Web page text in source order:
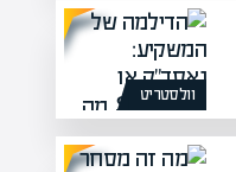
וולסטריט